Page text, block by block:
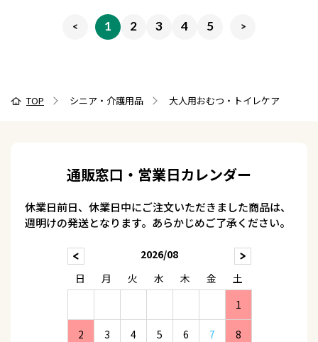
1 2 3 4 5
TOP シニア・介護用品 大人用おむつ・トイレケア
通販窓口・営業日カレンダー
休業日前日、休業日中にご注文いただきました商品は、
週明けの発送となります。あらかじめご了承ください。
2026/08
日
月 火 水 木 金
土
1
2 3 4 5 6 7 8